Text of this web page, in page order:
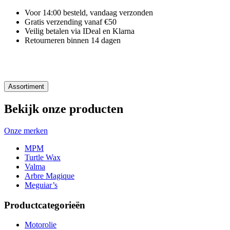
Voor 14:00 besteld, vandaag verzonden
Gratis verzending vanaf €50
Veilig betalen via IDeal en Klarna
Retourneren binnen 14 dagen
Assortiment
Bekijk onze producten
Onze merken
MPM
Turtle Wax
Valma
Arbre Magique
Meguiar’s
Productcategorieën
Motorolie